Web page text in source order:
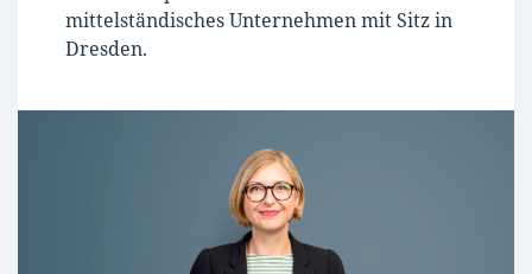
mittelständisches Unternehmen mit Sitz in
Dresden.